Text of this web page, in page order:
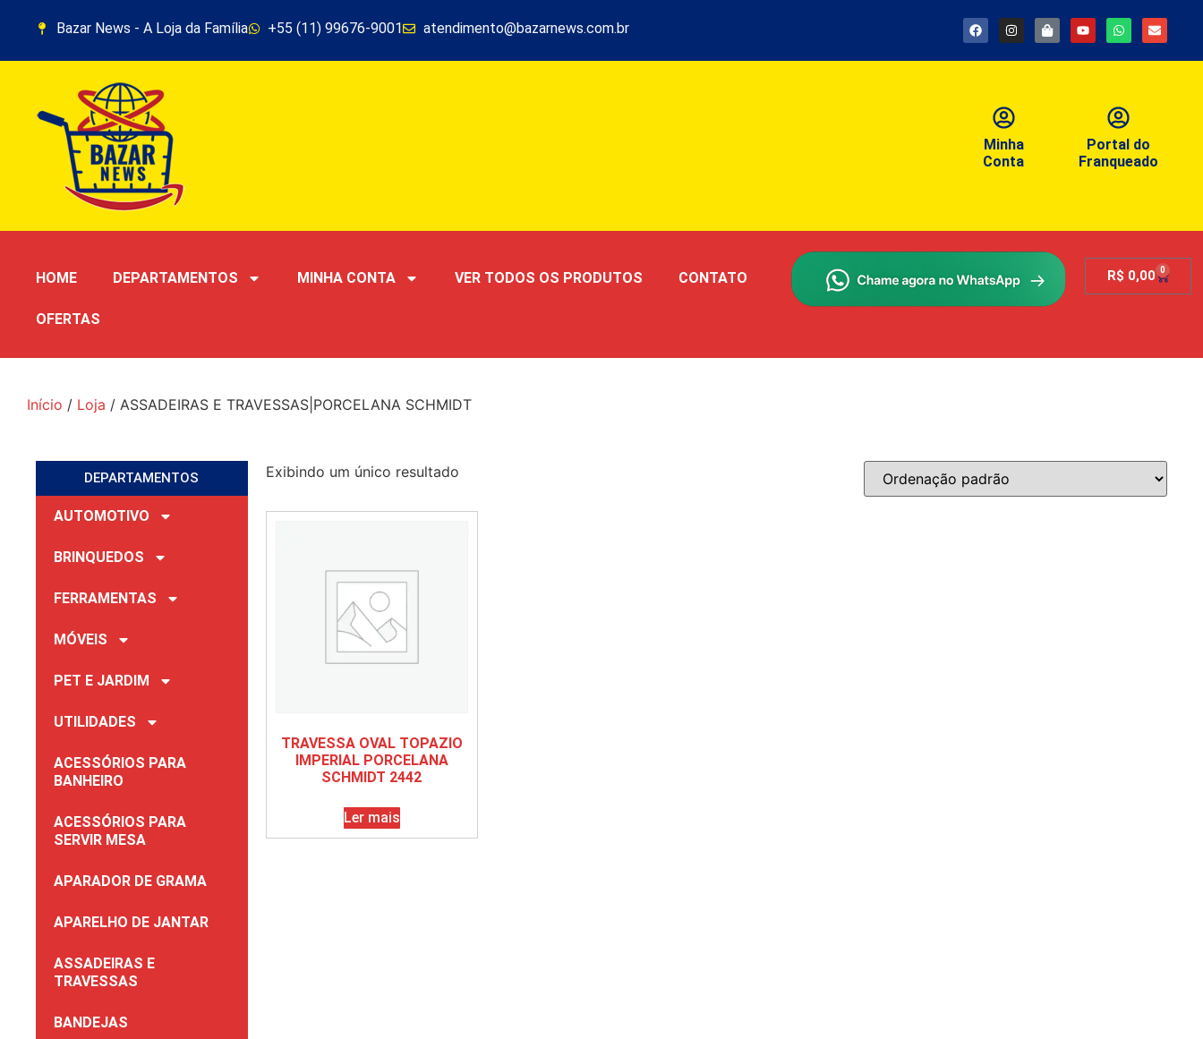
Bazar News - A Loja da Família +55 (11) 99676-9001 atendimento@bazarnews.com.br
Minha
Conta
Portal do
Franqueado
HOME DEPARTAMENTOS MINHA CONTA VER TODOS OS PRODUTOS CONTATO
OFERTAS
R$ 0,00 0
Início / Loja / ASSADEIRAS E TRAVESSAS|PORCELANA SCHMIDT
DEPARTAMENTOS
AUTOMOTIVO
BRINQUEDOS
FERRAMENTAS
MÓVEIS
PET E JARDIM
UTILIDADES
ACESSÓRIOS PARA
BANHEIRO
ACESSÓRIOS PARA
SERVIR MESA
APARADOR DE GRAMA
APARELHO DE JANTAR
ASSADEIRAS E
TRAVESSAS
BANDEJAS
Exibindo um único resultado
TRAVESSA OVAL TOPAZIO
IMPERIAL PORCELANA
SCHMIDT 2442
Ler mais